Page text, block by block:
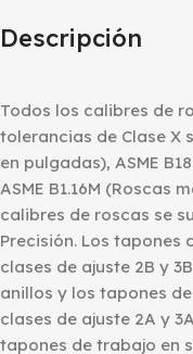
Descripción
Todos los calibres de
tolerancias de Clase X
en pulgadas), ASME
ASME B1.16M (Roscas
calibres de roscas se
Precisión. Los tapones
clases de ajuste 2B y
anillos y los tapones
clases de ajuste 2A y
tapones de trabajo en